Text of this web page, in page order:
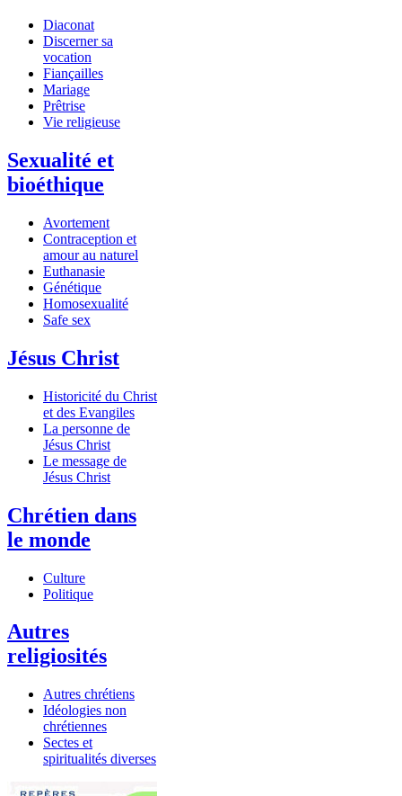
Diaconat
Discerner sa
vocation
Fiançailles
Mariage
Prêtrise
Vie religieuse
Sexualité et
bioéthique
Avortement
Contraception et
amour au naturel
Euthanasie
Génétique
Homosexualité
Safe sex
Jésus Christ
Historicité du Christ
et des Evangiles
La personne de
Jésus Christ
Le message de
Jésus Christ
Chrétien dans
le monde
Culture
Politique
Autres
religiosités
Autres chrétiens
Idéologies non
chrétiennes
Sectes et
spiritualités diverses